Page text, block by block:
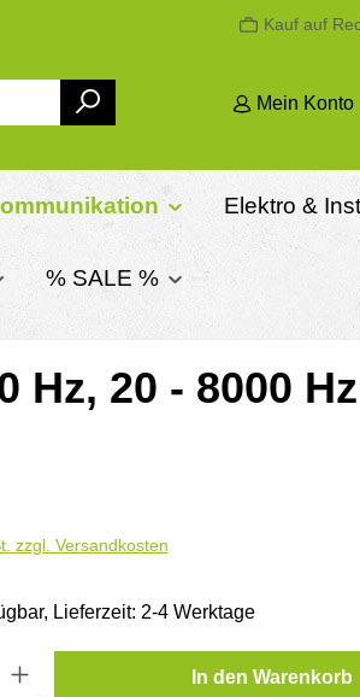
Kauf auf
Mein Konto
Elektro &
% SALE %
Hz, 20 - 8000 Hz
zzgl. Versandkosten
Lieferzeit: 2-4 Werktage
Gib den gewünschten Wert ein oder
In den Warenkorb